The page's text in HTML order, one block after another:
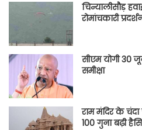
चिन्यालीसौड़
रोमांचकारी
सीएम योगी 30
समीक्षा
राम मंदिर के
100 गुना बढ़ी